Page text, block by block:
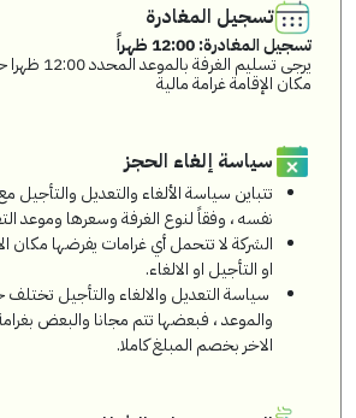
تسجيل المغادرة
تسجيل المغادرة: 12:00 ظهراً
يرجى تسليم
مكان الإقامة غرامة مالية
سياسة إلغاء الحجز
تتباين سياسة الألغاء والتعديل والتأجيل
نفسه ، وفقاً لنوع الغرفة وسعرها وموعد
الشركة لا تتحمل أي غرامات يفرضها مكان
او التأجيل او الالغاء.
سياسة التعديل والالغاء والتأجيل
والموعد ، فبعضها تتم مجانا والبعض
الاخر بخصم المبلغ كاملا.